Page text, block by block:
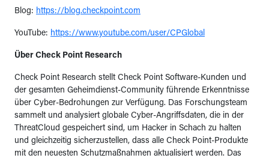
Blog: https://blog.checkpoint.com
YouTube: https://www.youtube.com/user/CPGlobal
Über Check Point Research
Check Point Research stellt Check Point Software-Kunden und
der gesamten Geheimdienst-Community führende Erkenntnisse
über Cyber-Bedrohungen zur Verfügung. Das Forschungsteam
sammelt und analysiert globale Cyber-Angriffsdaten, die in der
ThreatCloud gespeichert sind, um Hacker in Schach zu halten
und gleichzeitig sicherzustellen, dass alle Check Point-Produkte
mit den neuesten Schutzmaßnahmen aktualisiert werden. Das